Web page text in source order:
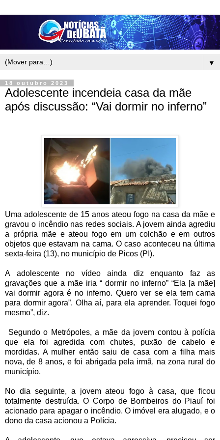
▼
18 outubro 2023
Adolescente incendeia casa da mãe
após discussão: “Vai dormir no inferno”
Uma adolescente de 15 anos ateou fogo na casa da mãe e
gravou o incêndio nas redes sociais. A jovem ainda agrediu
a própria mãe e ateou fogo em um colchão e em outros
objetos que estavam na cama. O caso aconteceu na última
sexta-feira (13), no município de Picos (PI).
A adolescente no vídeo ainda diz enquanto faz as
gravações que a mãe iria “ dormir no inferno” “Ela [a mãe]
vai dormir agora é no inferno. Quero ver se ela tem cama
para dormir agora”. Olha aí, para ela aprender. Toquei fogo
mesmo”, diz.
Segundo o Metrópoles, a mãe da jovem contou à polícia
que ela foi agredida com chutes, puxão de cabelo e
mordidas. A mulher então saiu de casa com a filha mais
nova, de 8 anos, e foi abrigada pela irmã, na zona rural do
município.
No dia seguinte, a jovem ateou fogo à casa, que ficou
totalmente destruída. O Corpo de Bombeiros do Piauí foi
acionado para apagar o incêndio. O imóvel era alugado, e o
dono da casa acionou a Polícia.